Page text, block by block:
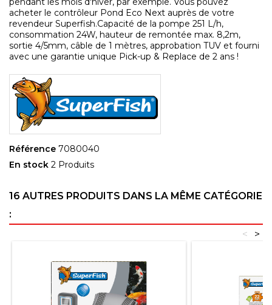
acheter le contrôleur Pond Eco Next auprès de votre
revendeur Superfish.Capacité de la pompe 251 L/h,
consommation 24W, hauteur de remontée max. 8,2m,
sortie 4/5mm, câble de 1 mètres, approbation TUV et fourni
avec une garantie unique Pick-up & Replace de 2 ans !
Référence 7080040
En stock 2 Produits
16 AUTRES PRODUITS DANS LA MÊME CATÉGORIE
:
>
<